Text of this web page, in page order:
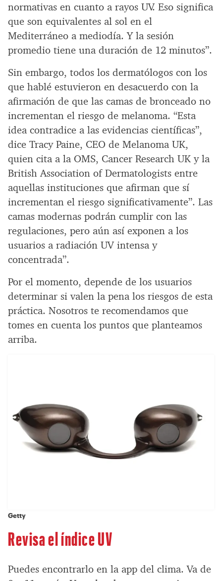
normativas en cuanto a rayos UV. Eso significa
que son equivalentes al sol en el
Mediterráneo a mediodía. Y la sesión
promedio tiene una duración de 12 minutos”.
Sin embargo, todos los dermatólogos con los
que hablé estuvieron en desacuerdo con la
afirmación de que las camas de bronceado no
incrementan el riesgo de melanoma. “Esta
idea contradice a las evidencias científicas”,
dice Tracy Paine, CEO de Melanoma UK,
quien cita a la OMS, Cancer Research UK y la
British Association of Dermatologists entre
aquellas instituciones que afirman que sí
incrementan el riesgo significativamente”. Las
camas modernas podrán cumplir con las
regulaciones, pero aún así exponen a los
usuarios a radiación UV intensa y
concentrada”.
Por el momento, depende de los usuarios
determinar si valen la pena los riesgos de esta
práctica. Nosotros te recomendamos que
tomes en cuenta los puntos que planteamos
arriba.
Getty
Revisa el índice UV
Puedes encontrarlo en la app del clima. Va de